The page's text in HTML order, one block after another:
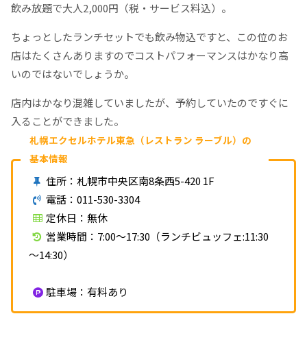
飲み放題で大人2,000円（税・サービス料込）。
ちょっとしたランチセットでも飲み物込ですと、この位のお
店はたくさんありますのでコストパフォーマンスはかなり高
いのではないでしょうか。
店内はかなり混雑していましたが、予約していたのですぐに
入ることができました。
札幌エクセルホテル東急（レストラン ラーブル）の
基本情報
住所：札幌市中央区南8条西5-420 1F
電話：011-530-3304
定休日：無休
営業時間：7:00～17:30（ランチビュッフェ:11:30
～14:30）
駐車場：有料あり